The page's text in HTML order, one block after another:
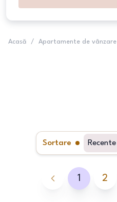
Acasă / Apartamente de vânzare
Sortare Recente
1 2